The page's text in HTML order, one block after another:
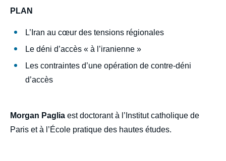
PLAN
L’Iran au cœur des tensions régionales
Le déni d’accès « à l’iranienne »
Les contraintes d’une opération de contre-déni
d’accès
Morgan Paglia est doctorant à l’Institut catholique de
Paris et à l’École pratique des hautes études.